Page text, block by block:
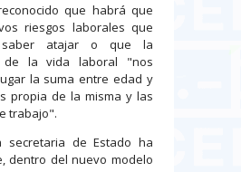
que habrá que
riesgos laborales que
atajar o que la
de la vida laboral "nos
la suma entre edad y
propia de la misma y las
trabajo".
secretaria de Estado ha
dentro del nuevo modelo